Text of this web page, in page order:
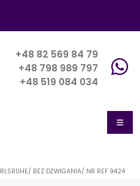
+48 82 569 84 79
+48 798 989 797
+48 519 084 034
BEZ DŹWIGANIA/ NR REF 9424